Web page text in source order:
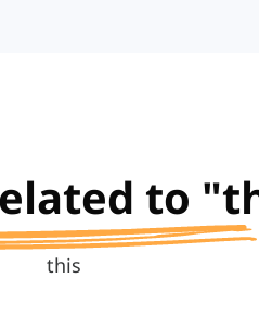
to
this